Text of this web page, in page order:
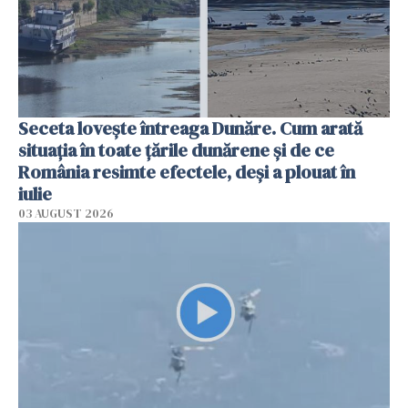
Seceta lovește întreaga Dunăre. Cum arată
situația în toate țările dunărene și de ce
România resimte efectele, deși a plouat în
iulie
03 AUGUST 2026